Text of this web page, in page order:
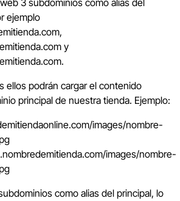
3 subdominios como alias del
ejemplo
y
ellos podrán cargar el contenido
principal de nuestra tienda. Ejemplo:
images/nombre-
images/nombre-
como alias del principal, lo